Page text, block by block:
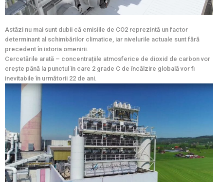
Astăzi nu mai sunt dubii că emisiile de CO2 reprezintă un factor
determinant al schimbărilor climatice, iar nivelurile actuale sunt fără
precedent în istoria omenirii.
Cercetările arată – concentrațiile atmosferice de dioxid de carbon vor
crește până la punctul în care 2 grade C de încălzire globală vor fi
inevitabile în următorii 22 de ani.